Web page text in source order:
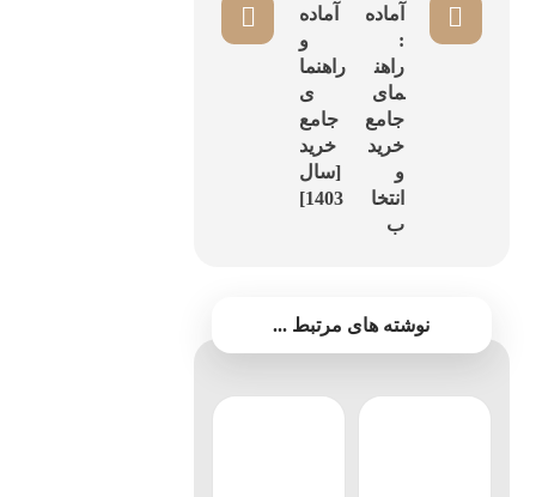
آماده
:
راهن
مای
جامع
خرید
و
انتخا
ب
آماده
و
راهنما
ی
جامع
خرید
[سال
1403]
نوشته های مرتبط ...